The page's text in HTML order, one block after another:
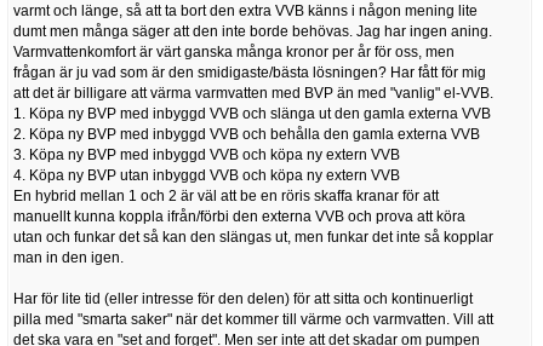
varmt och länge, så att ta bort den extra VVB känns i någon mening lite
dumt men många säger att den inte borde behövas. Jag har ingen aning.
Varmvattenkomfort är värt ganska många kronor per år för oss, men
frågan är ju vad som är den smidigaste/bästa lösningen? Har fått för mig
att det är billigare att värma varmvatten med BVP än med "vanlig" el-VVB.
1. Köpa ny BVP med inbyggd VVB och slänga ut den gamla externa VVB
2. Köpa ny BVP med inbyggd VVB och behålla den gamla externa VVB
3. Köpa ny BVP med inbyggd VVB och köpa ny extern VVB
4. Köpa ny BVP utan inbyggd VVB och köpa ny extern VVB
En hybrid mellan 1 och 2 är väl att be en röris skaffa kranar för att
manuellt kunna koppla ifrån/förbi den externa VVB och prova att köra
utan och funkar det så kan den slängas ut, men funkar det inte så kopplar
man in den igen.
Har för lite tid (eller intresse för den delen) för att sitta och kontinuerligt
pilla med "smarta saker" när det kommer till värme och varmvatten. Vill att
det ska vara en "set and forget". Men ser inte att det skadar om pumpen